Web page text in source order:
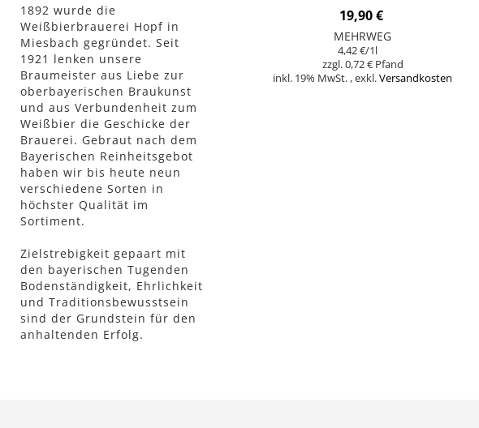
19,90 €
MEHRWEG
4,42 €/1l
0,72 €
inkl. 19% MwSt. ,exkl.Versandkosten
1892 wurde die
Weißbierbrauerei Hopf in
Miesbach gegründet. Seit
1921 lenken unsere
Braumeister aus Liebe zur
oberbayerischen Braukunst
und aus Verbundenheit zum
Weißbier die Geschicke der
Brauerei. Gebraut nach dem
Bayerischen Reinheitsgebot
haben wir bis heute neun
verschiedene Sorten in
höchster Qualität im
Sortiment.
Zielstrebigkeit gepaart mit
den bayerischen Tugenden
Bodenständigkeit, Ehrlichkeit
und Traditionsbewusstsein
sind der Grundstein für den
anhaltenden Erfolg.